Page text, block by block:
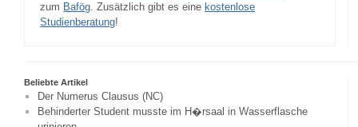
zum Bafög. Zusätzlich gibt es eine kostenlose
Studienberatung!
Beliebte Artikel
Der Numerus Clausus (NC)
Behinderter Student musste im H�rsaal in Wasserflasche